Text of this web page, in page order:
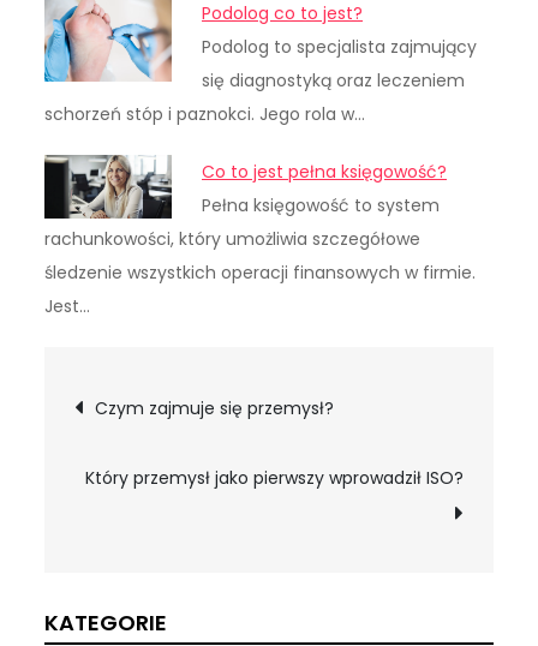
Podolog co to jest?
Podolog to specjalista zajmujący
się diagnostyką oraz leczeniem
schorzeń stóp i paznokci. Jego rola w…
Co to jest pełna księgowość?
Pełna księgowość to system
rachunkowości, który umożliwia szczegółowe
śledzenie wszystkich operacji finansowych w firmie.
Jest…
Nawigacja
wpisu
Czym zajmuje się przemysł?
Który przemysł jako pierwszy wprowadził ISO?
KATEGORIE